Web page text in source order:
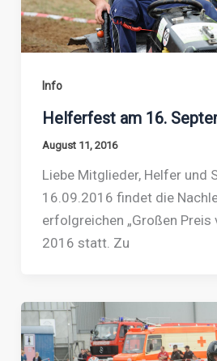
Info
Helferfest am 16.
August 11, 2016
Liebe Mitglieder, Helfer und
16.09.2016 findet die
erfolgreichen „Großen Preis
2016 statt. Zu